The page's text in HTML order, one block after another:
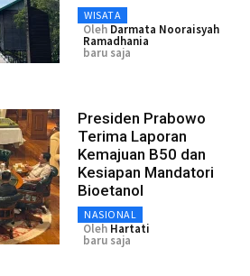
WISATA
Oleh Darmata Nooraisyah
Ramadhania
baru saja
Presiden Prabowo
Terima Laporan
Kemajuan B50 dan
Kesiapan Mandatori
Bioetanol
NASIONAL
Oleh Hartati
baru saja